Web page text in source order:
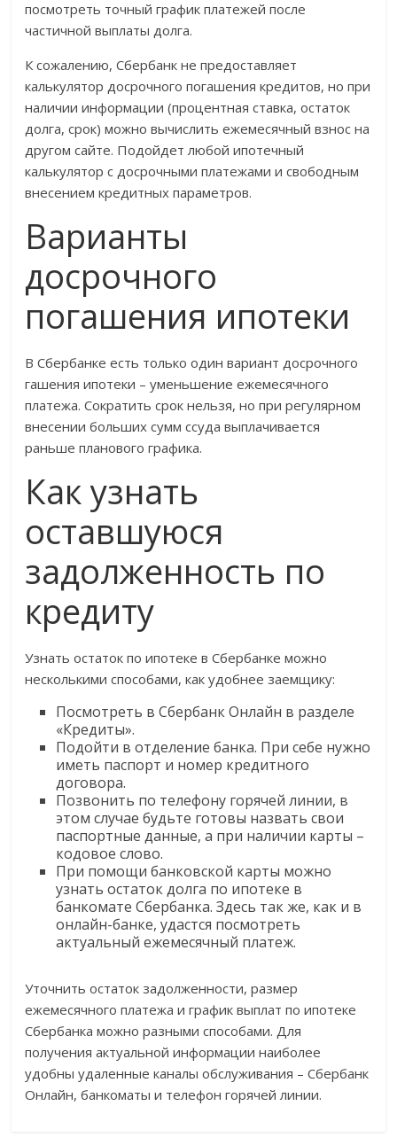
посмотреть точный график платежей после
частичной выплаты долга.
К сожалению, Сбербанк не предоставляет
калькулятор досрочного погашения кредитов, но при
наличии информации (процентная ставка, остаток
долга, срок) можно вычислить ежемесячный взнос на
другом сайте. Подойдет любой ипотечный
калькулятор с досрочными платежами и свободным
внесением кредитных параметров.
Варианты
досрочного
погашения ипотеки
В Сбербанке есть только один вариант досрочного
гашения ипотеки – уменьшение ежемесячного
платежа. Сократить срок нельзя, но при регулярном
внесении больших сумм ссуда выплачивается
раньше планового графика.
Как узнать
оставшуюся
задолженность по
кредиту
Узнать остаток по ипотеке в Сбербанке можно
несколькими способами, как удобнее заемщику:
Посмотреть в Сбербанк Онлайн в разделе
«Кредиты».
Подойти в отделение банка. При себе нужно
иметь паспорт и номер кредитного
договора.
Позвонить по телефону горячей линии, в
этом случае будьте готовы назвать свои
паспортные данные, а при наличии карты –
кодовое слово.
При помощи банковской карты можно
узнать остаток долга по ипотеке в
банкомате Сбербанка. Здесь так же, как и в
онлайн-банке, удастся посмотреть
актуальный ежемесячный платеж.
Уточнить остаток задолженности, размер
ежемесячного платежа и график выплат по ипотеке
Сбербанка можно разными способами. Для
получения актуальной информации наиболее
удобны удаленные каналы обслуживания – Сбербанк
Онлайн, банкоматы и телефон горячей линии.